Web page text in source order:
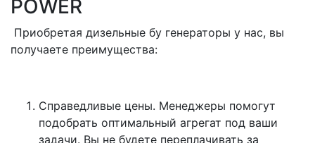
POWER
Приобретая дизельные бу генераторы у нас, вы
получаете преимущества:
Справедливые цены. Менеджеры помогут
подобрать оптимальный агрегат под ваши
задачи. Вы не будете переплачивать за